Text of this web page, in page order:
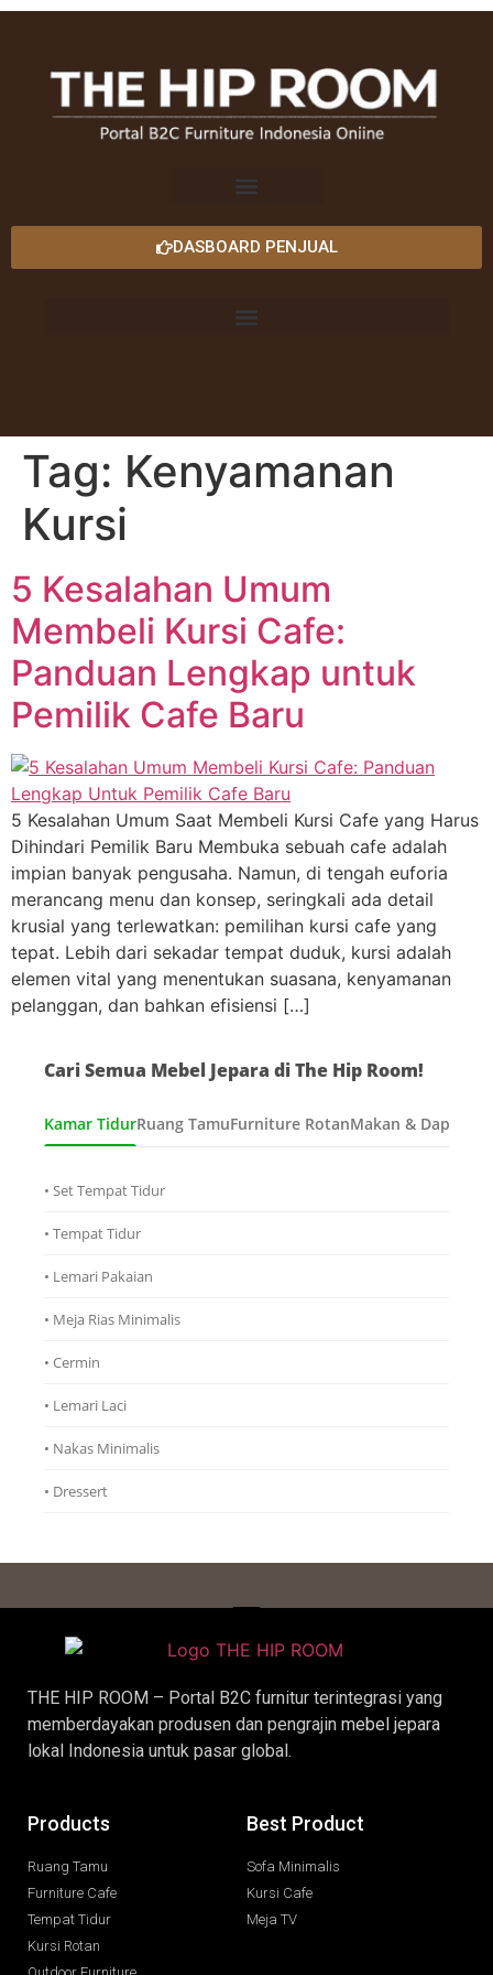
DASBOARD PENJUAL
Tag: Kenyamanan
Kursi
5 Kesalahan Umum
Membeli Kursi Cafe:
Panduan Lengkap untuk
Pemilik Cafe Baru
5 Kesalahan Umum Saat Membeli Kursi Cafe yang Harus
Dihindari Pemilik Baru Membuka sebuah cafe adalah
impian banyak pengusaha. Namun, di tengah euforia
merancang menu dan konsep, seringkali ada detail
krusial yang terlewatkan: pemilihan kursi cafe yang
tepat. Lebih dari sekadar tempat duduk, kursi adalah
elemen vital yang menentukan suasana, kenyamanan
pelanggan, dan bahkan efisiensi […]
Cari Semua Mebel Jepara di The Hip Room!
Kamar TidurRuang TamuFurniture RotanMakan & Dapur
• Set Tempat Tidur
• Tempat Tidur
• Lemari Pakaian
• Meja Rias Minimalis
• Cermin
• Lemari Laci
• Nakas Minimalis
• Dressert
THE HIP ROOM – Portal B2C furnitur terintegrasi yang
memberdayakan produsen dan pengrajin mebel jepara
lokal Indonesia untuk pasar global.
Products
Ruang Tamu
Furniture Cafe
Tempat Tidur
Kursi Rotan
Best Product
Sofa Minimalis
Kursi Cafe
Meja TV